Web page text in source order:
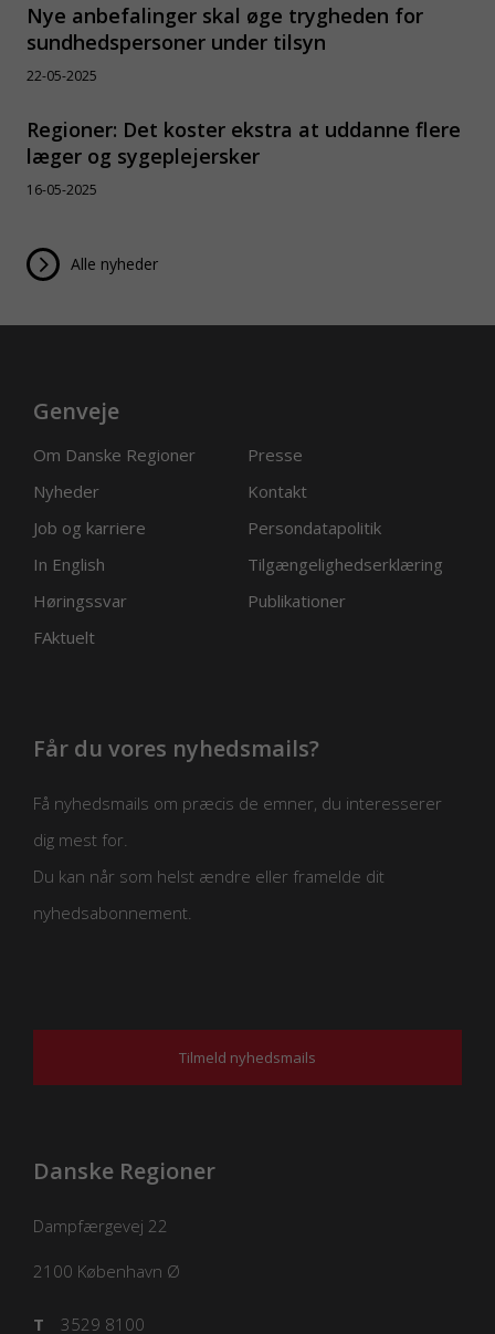
Nye anbefalinger skal øge trygheden for
sundhedspersoner under tilsyn
22-05-2025
Regioner: Det koster ekstra at uddanne flere
læger og sygeplejersker
16-05-2025
Alle nyheder
Genveje
Om Danske Regioner
Presse
Nyheder
Kontakt
Job og karriere
Persondatapolitik
In English
Tilgængelighedserklæring
Høringssvar
Publikationer
FAktuelt
Får du vores nyhedsmails?
Få nyhedsmails om præcis de emner, du interesserer
dig mest for.
Du kan når som helst ændre eller framelde dit
nyhedsabonnement.
Tilmeld nyhedsmails
Danske Regioner
Dampfærgevej 22
2100 København Ø
3529 8100
T